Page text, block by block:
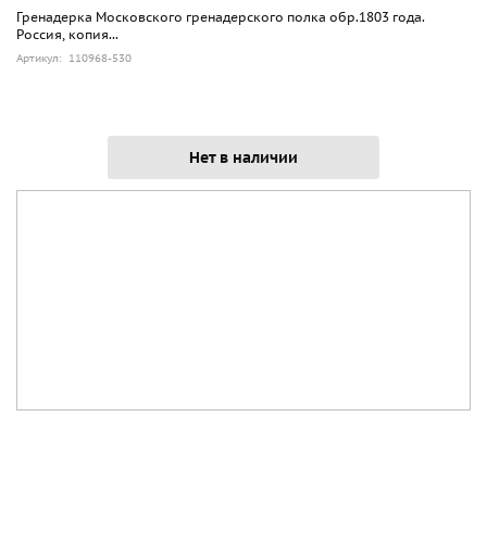
Гренадерка Московского гренадерского полка обр.1803 года.
Россия, копия...
Артикул: 110968-530
Нет в наличии